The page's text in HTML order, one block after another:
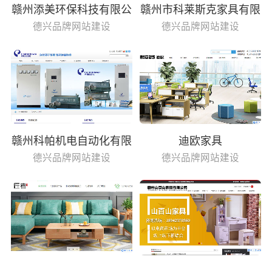
赣州添美环保科技有限公
司
德兴品牌网站建设
赣州市科莱斯克家具有限
公司
德兴品牌网站建设
赣州科帕机电自动化有限
公司
德兴品牌网站建设
迪欧家具
德兴品牌网站建设